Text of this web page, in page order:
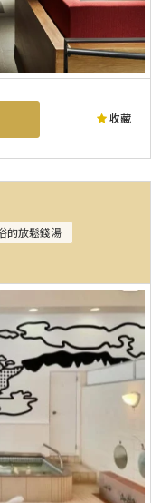
收藏
的放鬆錢湯